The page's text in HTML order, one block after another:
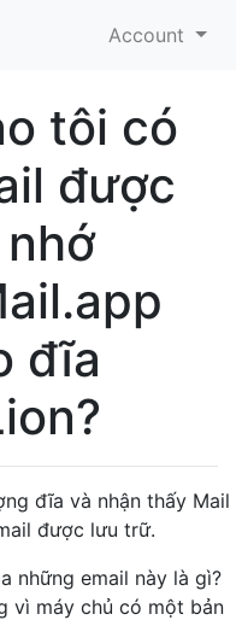
Account
tôi có
được
đĩa
đĩa và nhận thấy Mail
được lưu trữ.
những email này là gì?
vì máy chủ có một bản